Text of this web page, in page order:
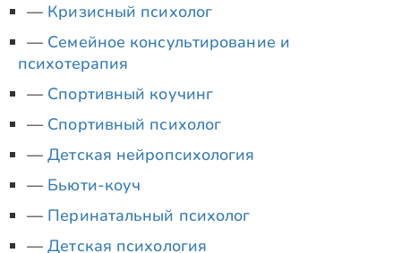
Кризисный психолог
Семейное консультирование и
психотерапия
Спортивный коучинг
Спортивный психолог
Детская нейропсихология
Бьюти-коуч
Перинатальный психолог
Детская психология